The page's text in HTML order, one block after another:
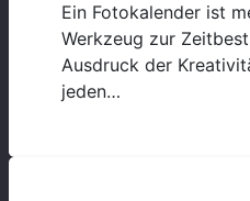
Ein Fotokalender ist
Werkzeug zur
Ausdruck der
jeden…